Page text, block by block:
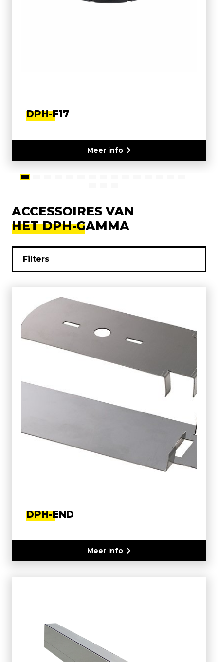
DPH-F17
Meer info
ACCESSOIRES VAN
HET DPH-GAMMA
Filters
DPH-END
Meer info